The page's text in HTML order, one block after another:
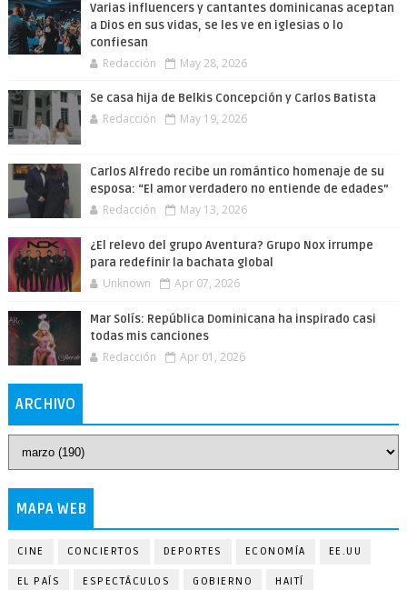
Varias influencers y cantantes dominicanas aceptan
a Dios en sus vidas, se les ve en iglesias o lo
confiesan
Redacción May 28, 2026
Se casa hija de Belkis Concepción y Carlos Batista
Redacción May 19, 2026
Carlos Alfredo recibe un romántico homenaje de su
esposa: “El amor verdadero no entiende de edades”
Redacción May 13, 2026
¿El relevo del grupo Aventura? Grupo Nox irrumpe
para redefinir la bachata global
Unknown Apr 07, 2026
Mar Solís: República Dominicana ha inspirado casi
todas mis canciones
Redacción Apr 01, 2026
ARCHIVO
MAPA WEB
CINE CONCIERTOS DEPORTES ECONOMÍA EE.UU
EL PAÍS ESPECTÁCULOS GOBIERNO HAITÍ